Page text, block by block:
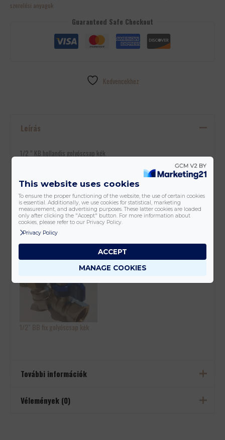
szerelési anyagok
Guaranteed Safe Checkout
Kedvencekhez
Leírás
1/2 ” KB hollandis golyóscsap kék
Fűtési, kék rövid karos
Sárgaréz, nikkelezett
1 ” KB hollandis golyóscsap 1/2 ” KB fix golyóscsap piros
1/2″ BB fix golyóscsap kék
További információk
Tömeg
Vélemények (0)
This website uses cookies
To ensure the proper functioning of the website, the use of certain cookies
is essential. Additionally, we use cookies for statistical, marketing
measurement, and advertising purposes. These latter cookies are loaded
only after clicking the "Accept" button. For more information about
cookies, please refer to our Privacy Policy.
Privacy Policy
MANAGE COOKIES
ACCEPT